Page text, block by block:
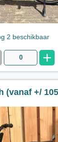
2 beschikbaar
+
(vanaf +/
vanaf 4 jaar,
105cm